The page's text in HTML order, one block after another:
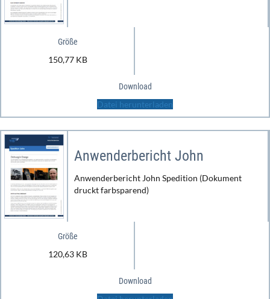
Größe
150,77 KB
Download
Datei herunterladen
Anwenderbericht John
Anwenderbericht John Spedition (Dokument
druckt farbsparend)
Größe
120,63 KB
Download